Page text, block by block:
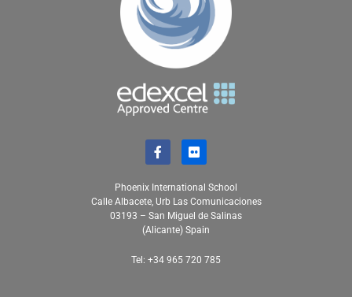
Phoenix International School
Calle Albacete, Urb Las Comunicaciones
03193 – San Miguel de Salinas
(Alicante) Spain
Tel: +34 965 720 785